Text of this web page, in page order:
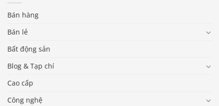
Bán hàng
Bán lẻ
Bất động sản
Blog & Tạp chí
Cao cấp
Công nghệ